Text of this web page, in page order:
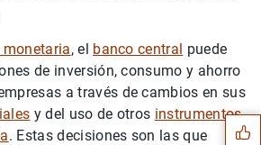
, el banco central puede
de inversión, consumo y ahorro
a través de cambios en sus
y del uso de otros instrumentos
. Estas decisiones son las que
Sugerencias